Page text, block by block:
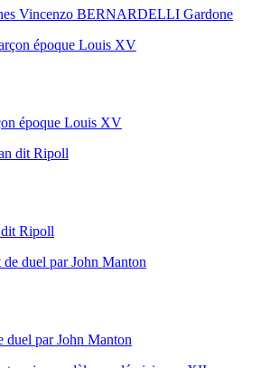
Vincenzo BERNARDELLI Gardone
époque Louis XV
dit Ripoll
duel par John Manton